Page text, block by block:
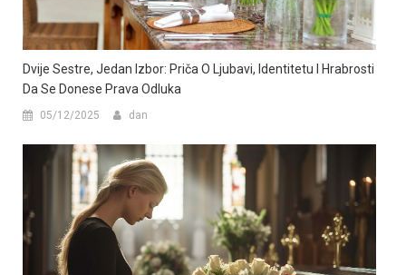
Dvije Sestre, Jedan Izbor: Priča O Ljubavi, Identitetu I Hrabrosti
Da Se Donese Prava Odluka
05/12/2025 dan